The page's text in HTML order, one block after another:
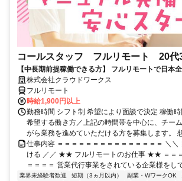
コールスタッフ フルリモート 20代
【中長期前提稼働できる方】 フルリモートで日本
働80時間で安定収入！
株式会社クラウドワークス
フルリモート
時給1,900円以上
勤務時間 シフト制 希望により面談で決定 稼働
希望する働き方／上記の時間帯を中心に、チー
がら業務を進めていただける方を募集します。
仕事内容 ＝＝＝＝＝＝＝＝＝＝＝＝＝＝＝ ＼＼
ける ／／ ★★ フルリモートのお仕事 ★★ ＝＝
＝＝＝＝ 営業代行事業をされている企業様をし
業界未経験者歓迎 短期（3ヵ月以内） 副業・WワークOK